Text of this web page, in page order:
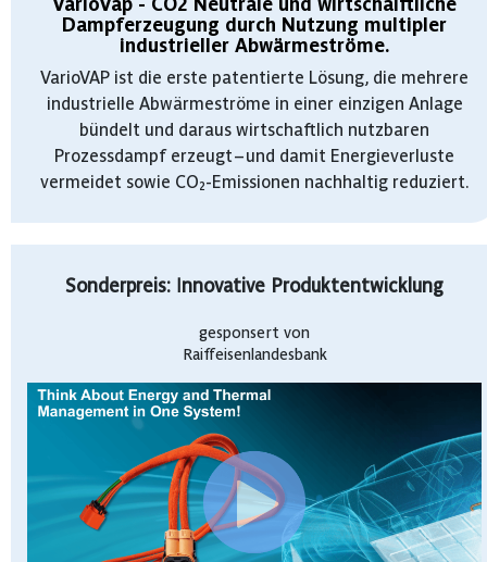
Dampferzeugung durch Nutzung multipler
industrieller Abwärmeströme.
VarioVAP ist die erste patentierte Lösung, die mehrere
industrielle Abwärmeströme in einer einzigen Anlage
bündelt und daraus wirtschaftlich nutzbaren
Prozessdampf erzeugt – und damit Energieverluste
vermeidet sowie CO₂-Emissionen nachhaltig reduziert.
Sonderpreis: Innovative Produktentwicklung
gesponsert von
Raiffeisenlandesbank